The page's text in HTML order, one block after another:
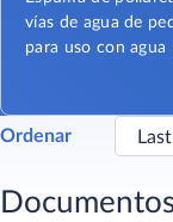
vías de agua de
para uso con agua
Ordenar